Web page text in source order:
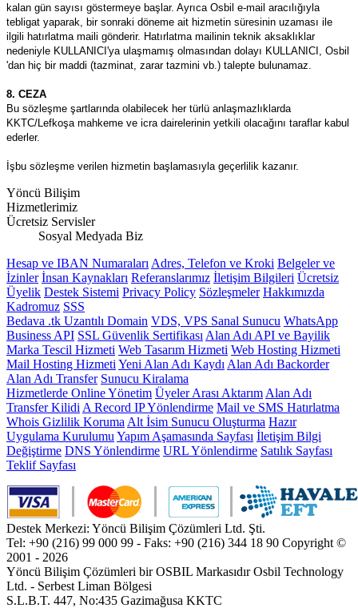
kalan gün sayısı göstermeye başlar. Ayrıca Osbil e-mail aracılığıyla
tebligat yaparak, bir sonraki döneme ait hizmetin süresinin uzaması ile
ilgili hatırlatma maili gönderir. Hatırlatma mailinin teknik aksaklıklar
nedeniyle KULLANICI'ya ulaşmamış olmasından dolayı KULLANICI, Osbil
'dan hiç bir maddi (tazminat, zarar tazmini vb.) talepte bulunamaz.
8. CEZA
Bu sözleşme şartlarında olabilecek her türlü anlaşmazlıklarda
KKTC/Lefkoşa mahkeme ve icra dairelerinin yetkili olacağını taraflar kabul
ederler.
İşbu sözleşme verilen hizmetin başlamasıyla geçerlilik kazanır.
Yöncü Bilişim
Hizmetlerimiz
Ücretsiz Servisler
Sosyal Medyada Biz
Hesap ve IBAN Numaraları Adres, Telefon ve Kroki Belgeler ve
İzinler İnsan Kaynakları Referanslarımız İletişim Bilgileri Ücretsiz
Üyelik Destek Sistemi Privacy Policy Sözleşmeler Hakkımızda
Kadromuz SSS
Bedava .tk Uzantılı Domain VDS, VPS Sanal Sunucu WhatsApp
Business API SSL Güvenlik Sertifikası Alan Adı API ve Bayilik
Marka Tescil Hizmeti Web Tasarım Hizmeti Web Hosting Hizmeti
Mail Hosting Hizmeti Yeni Alan Adı Kaydı Alan Adı Backorder
Alan Adı Transfer Sunucu Kiralama
Hizmetlerde Online Yönetim Üyeler Arası Aktarım Alan Adı
Transfer Kilidi A Record IP Yönlendirme Mail ve SMS Hatırlatma
Whois Gizlilik Koruma Alt İsim Sunucu Oluşturma Hazır
Uygulama Kurulumu Yapım Aşamasında Sayfası İletişim Bilgi
Değiştirme DNS Yönlendirme URL Yönlendirme Satılık Sayfası
Teklif Sayfası
Destek Merkezi: Yöncü Bilişim Çözümleri Ltd. Şti.
Tel: +90 (216) 99 000 99 - Faks: +90 (216) 344 18 90 Copyright ©
2001 - 2026
Yöncü Bilişim Çözümleri bir OSBIL Markasıdır Osbil Technology
Ltd. - Serbest Liman Bölgesi
S.L.B.T. 447, No:435 Gazimağusa KKTC